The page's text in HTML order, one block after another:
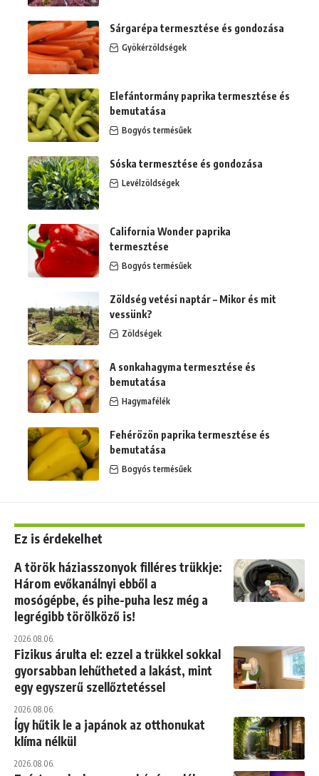
Sárgarépa termesztése és gondozása
Gyökérzöldségek
Elefántormány paprika termesztése és
bemutatása
Bogyós termésűek
Sóska termesztése és gondozása
Levélzöldségek
California Wonder paprika
termesztése
Bogyós termésűek
Zöldség vetési naptár – Mikor és mit
vessünk?
Zöldségek
A sonkahagyma termesztése és
bemutatása
Hagymafélék
Fehérözön paprika termesztése és
bemutatása
Bogyós termésűek
Ez is érdekelhet
A török háziasszonyok filléres trükkje:
Három evőkanálnyi ebből a
mosógépbe, és pihe-puha lesz még a
legrégibb törölköző is!
2026.08.06.
Fizikus árulta el: ezzel a trükkel sokkal
gyorsabban lehűtheted a lakást, mint
egy egyszerű szellőztetéssel
2026.08.06.
Így hűtik le a japánok az otthonukat
klíma nélkül
2026.08.06.